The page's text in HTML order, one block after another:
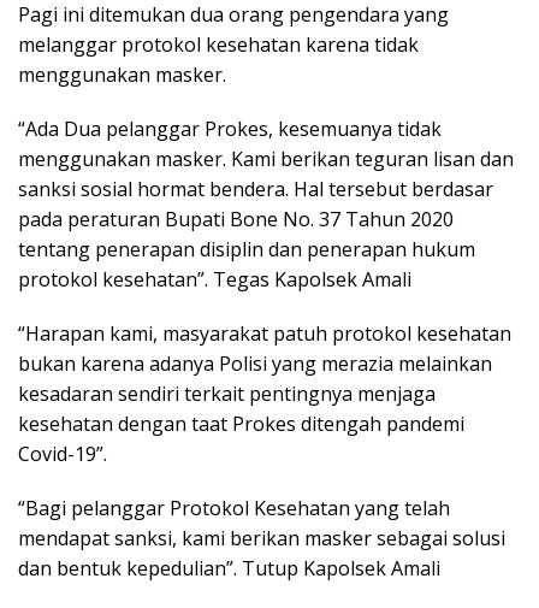
Pagi ini ditemukan dua orang pengendara yang
melanggar protokol kesehatan karena tidak
menggunakan masker.
“Ada Dua pelanggar Prokes, kesemuanya tidak
menggunakan masker. Kami berikan teguran lisan dan
sanksi sosial hormat bendera. Hal tersebut berdasar
pada peraturan Bupati Bone No. 37 Tahun 2020
tentang penerapan disiplin dan penerapan hukum
protokol kesehatan”. Tegas Kapolsek Amali
“Harapan kami, masyarakat patuh protokol kesehatan
bukan karena adanya Polisi yang merazia melainkan
kesadaran sendiri terkait pentingnya menjaga
kesehatan dengan taat Prokes ditengah pandemi
Covid-19”.
“Bagi pelanggar Protokol Kesehatan yang telah
mendapat sanksi, kami berikan masker sebagai solusi
dan bentuk kepedulian”. Tutup Kapolsek Amali